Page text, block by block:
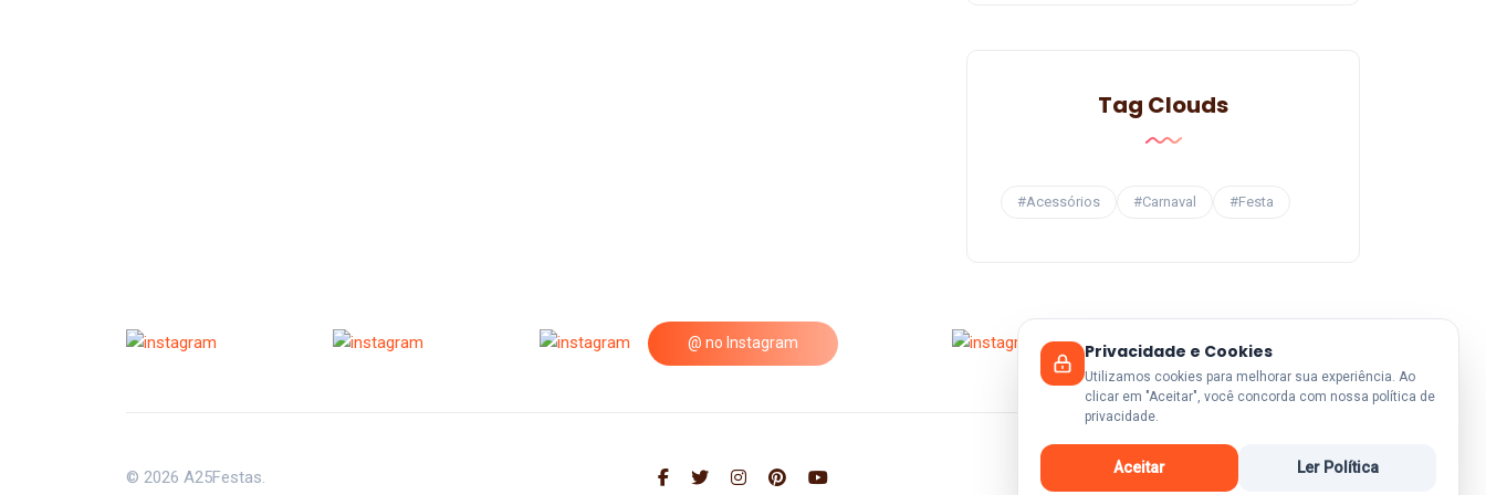
Tag Clouds
#Acessórios #Carnaval #Festa
@ no Instagram
© 2026 A25Festas. Voltar ao Topo
Privacidade e Cookies
Utilizamos cookies para melhorar sua experiência. Ao
clicar em "Aceitar", você concorda com nossa política de
privacidade.
Aceitar Ler Política